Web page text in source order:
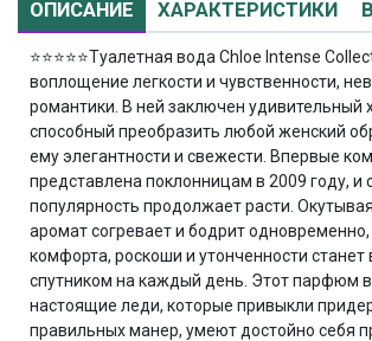
ОПИСАНИЕ ХАРАКТЕРИСТИКИ
⭐⭐⭐⭐⭐Туалетная вода Chloe Intense
воплощение легкости и чувственности,
романтики. В ней заключен удивительный
способный преобразить любой женский
ему элегантности и свежести. Впервые
представлена поклонницам в 2009 году, и
популярность продолжает расти.
аромат согревает и бодрит
комфорта, роскоши и утонченности
спутником на каждый день. Этот парфюм
настоящие леди, которые привыкли
правильных манер, умеют достойно себя